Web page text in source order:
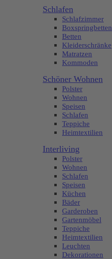
Schlafen
Schlafzimmer
Boxspringbetten
Betten
Kleiderschränke
Matratzen
Kommoden
Schöner Wohnen
Polster
Wohnen
Speisen
Schlafen
Teppiche
Heimtextilien
Interliving
Polster
Wohnen
Schlafen
Speisen
Küchen
Bäder
Garderoben
Gartenmöbel
Teppiche
Heimtextilien
Leuchten
Dekorationen